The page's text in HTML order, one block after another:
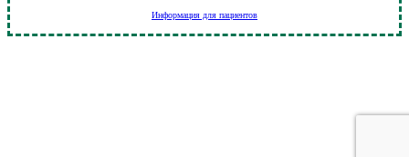
Информация для пациентов